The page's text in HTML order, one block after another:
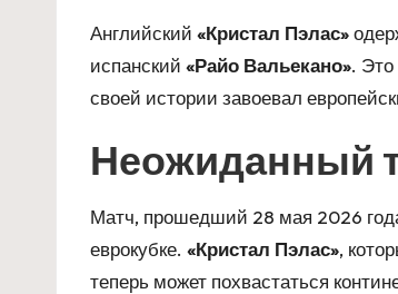
Английский «Кристал Пэлас»
испанский «Райо Вальекано». Это
своей истории завоевал
Неожиданный
Матч, прошедший 28 мая 2026
еврокубке. «Кристал Пэлас»,
теперь может похвастаться